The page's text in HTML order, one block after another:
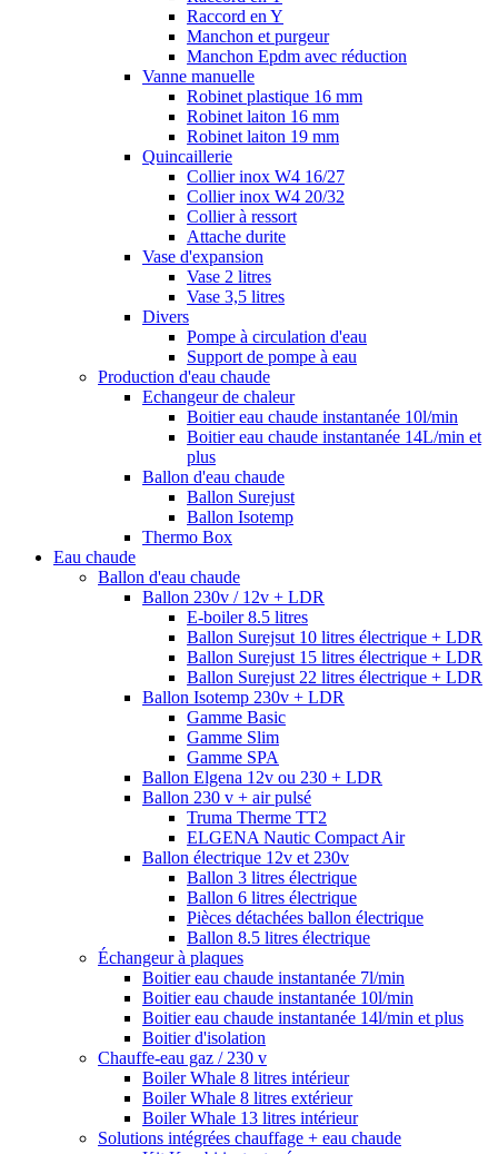
Raccord en Y
Manchon et purgeur
Manchon Epdm avec réduction
Vanne manuelle
Robinet plastique 16 mm
Robinet laiton 16 mm
Robinet laiton 19 mm
Quincaillerie
Collier inox W4 16/27
Collier inox W4 20/32
Collier à ressort
Attache durite
Vase d'expansion
Vase 2 litres
Vase 3,5 litres
Divers
Pompe à circulation d'eau
Support de pompe à eau
Production d'eau chaude
Echangeur de chaleur
Boitier eau chaude instantanée 10l/min
Boitier eau chaude instantanée 14L/min et
plus
Ballon d'eau chaude
Ballon Surejust
Ballon Isotemp
Thermo Box
Eau chaude
Ballon d'eau chaude
Ballon 230v / 12v + LDR
E-boiler 8.5 litres
Ballon Surejsut 10 litres électrique + LDR
Ballon Surejust 15 litres électrique + LDR
Ballon Surejust 22 litres électrique + LDR
Ballon Isotemp 230v + LDR
Gamme Basic
Gamme Slim
Gamme SPA
Ballon Elgena 12v ou 230 + LDR
Ballon 230 v + air pulsé
Truma Therme TT2
ELGENA Nautic Compact Air
Ballon électrique 12v et 230v
Ballon 3 litres électrique
Ballon 6 litres électrique
Pièces détachées ballon électrique
Ballon 8.5 litres électrique
Échangeur à plaques
Boitier eau chaude instantanée 7l/min
Boitier eau chaude instantanée 10l/min
Boitier eau chaude instantanée 14l/min et plus
Boitier d'isolation
Chauffe-eau gaz / 230 v
Boiler Whale 8 litres intérieur
Boiler Whale 8 litres extérieur
Boiler Whale 13 litres intérieur
Solutions intégrées chauffage + eau chaude